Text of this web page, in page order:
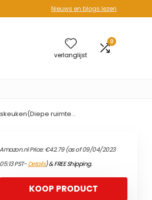
Nieuws en blogs lezen
verlanglijst
0
ruimte…
Amazon.nl Price:€42.79(as of 09/04/2023
05:13 PST-Details)&FREE Shipping.
KOOP PRODUCT